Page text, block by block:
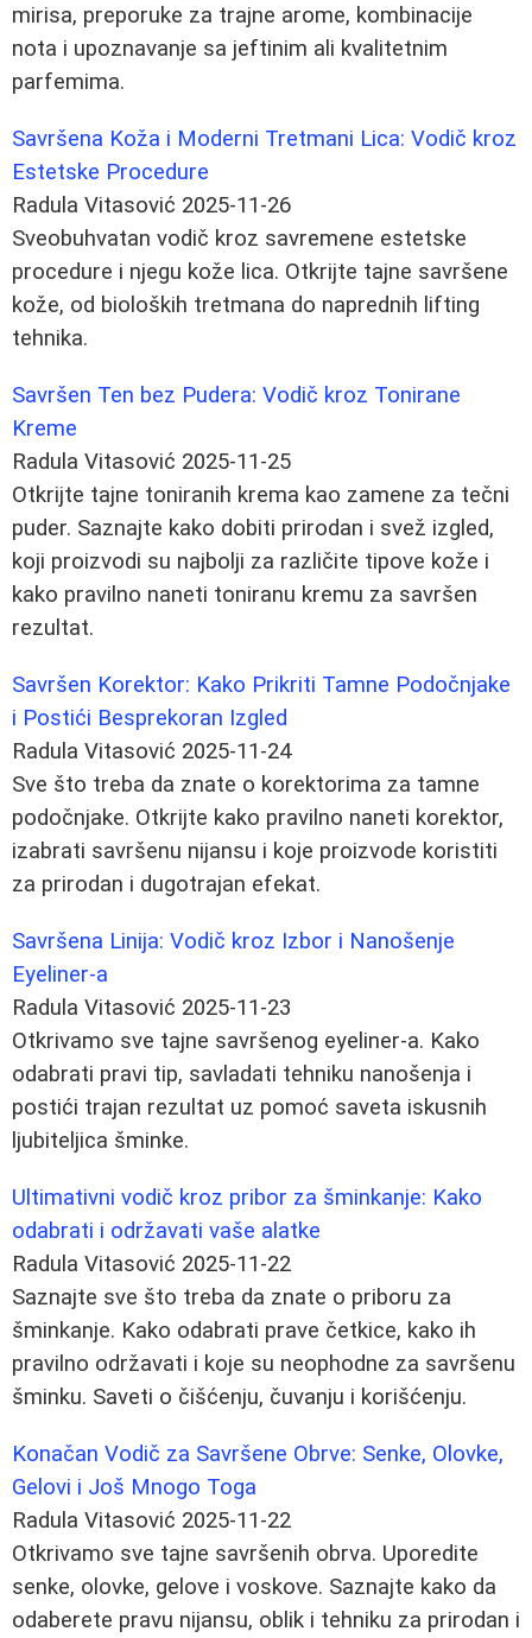
mirisa, preporuke za trajne arome, kombinacije
nota i upoznavanje sa jeftinim ali kvalitetnim
parfemima.
Savršena Koža i Moderni Tretmani Lica: Vodič kroz
Estetske Procedure
Radula Vitasović 2025-11-26
Sveobuhvatan vodič kroz savremene estetske
procedure i njegu kože lica. Otkrijte tajne savršene
kože, od bioloških tretmana do naprednih lifting
tehnika.
Savršen Ten bez Pudera: Vodič kroz Tonirane
Kreme
Radula Vitasović 2025-11-25
Otkrijte tajne toniranih krema kao zamene za tečni
puder. Saznajte kako dobiti prirodan i svež izgled,
koji proizvodi su najbolji za različite tipove kože i
kako pravilno naneti toniranu kremu za savršen
rezultat.
Savršen Korektor: Kako Prikriti Tamne Podočnjake
i Postići Besprekoran Izgled
Radula Vitasović 2025-11-24
Sve što treba da znate o korektorima za tamne
podočnjake. Otkrijte kako pravilno naneti korektor,
izabrati savršenu nijansu i koje proizvode koristiti
za prirodan i dugotrajan efekat.
Savršena Linija: Vodič kroz Izbor i Nanošenje
Eyeliner-a
Radula Vitasović 2025-11-23
Otkrivamo sve tajne savršenog eyeliner-a. Kako
odabrati pravi tip, savladati tehniku nanošenja i
postići trajan rezultat uz pomoć saveta iskusnih
ljubiteljica šminke.
Ultimativni vodič kroz pribor za šminkanje: Kako
odabrati i održavati vaše alatke
Radula Vitasović 2025-11-22
Saznajte sve što treba da znate o priboru za
šminkanje. Kako odabrati prave četkice, kako ih
pravilno održavati i koje su neophodne za savršenu
šminku. Saveti o čišćenju, čuvanju i korišćenju.
Konačan Vodič za Savršene Obrve: Senke, Olovke,
Gelovi i Još Mnogo Toga
Radula Vitasović 2025-11-22
Otkrivamo sve tajne savršenih obrva. Uporedite
senke, olovke, gelove i voskove. Saznajte kako da
odaberete pravu nijansu, oblik i tehniku za prirodan i